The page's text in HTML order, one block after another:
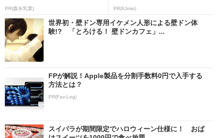
PR(森永乳業) PR(IIJmio)
世界初・壁ドン専用イケメン人形による壁ドン体
験!? 「とろける！ 壁ドンカフェ」...
FPが解説！Apple製品を分割手数料0円で入手する
方法とは？
PR(Fav-Log)
スイパラが期間限定でハロウィーン仕様に！ おば